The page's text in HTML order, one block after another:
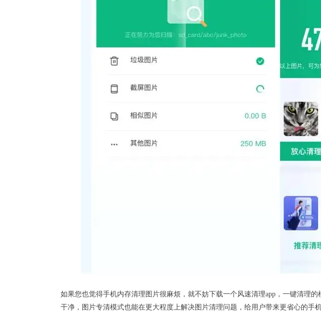
如果您也觉得手机内存清理图片很麻烦，就不妨下载一个风速清理app，一键清理
干净，图片专清模式也能在更大程度上解决图片清理问题，给用户带来更省心的手